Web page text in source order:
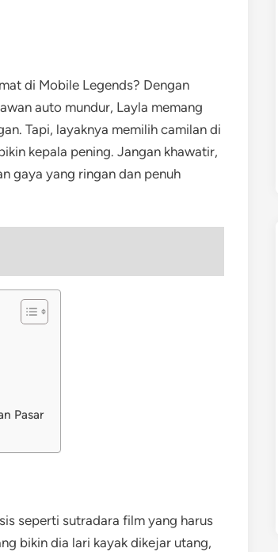
di Mobile Legends? Dengan
auto mundur, Layla memang
Tapi, layaknya memilih camilan di
kepala pening. Jangan khawatir,
gaya yang ringan dan penuh
Pasar
seperti sutradara film yang harus
bikin dia lari kayak dikejar utang,